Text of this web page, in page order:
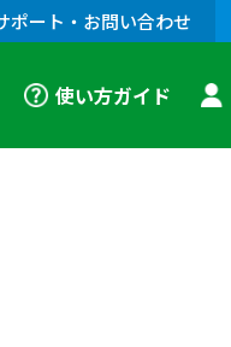
ポート・お問い合わせ
使い方ガイド